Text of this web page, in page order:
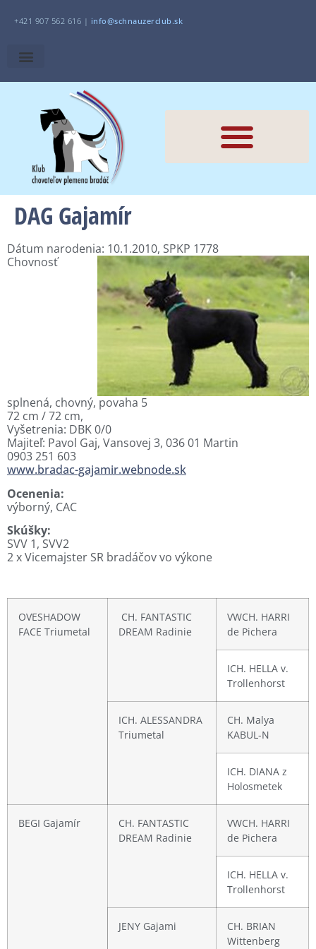
+421 907 562 616 | info@schnauzerclub.sk
DAG Gajamír
Dátum narodenia: 10.1.2010, SPKP 1778
Chovnosť
splnená, chovný, povaha 5
72 cm / 72 cm,
Vyšetrenia: DBK 0/0
Majiteľ: Pavol Gaj, Vansovej 3, 036 01 Martin
0903 251 603
www.bradac-gajamir.webnode.sk
Ocenenia:
výborný, CAC
Skúšky:
SVV 1, SVV2
2 x Vicemajster SR bradáčov vo výkone
OVESHADOW
FACE Triumetal
CH. FANTASTIC
DREAM Radinie
VWCH. HARRI
de Pichera
ICH. HELLA v.
Trollenhorst
ICH. ALESSANDRA
Triumetal
CH. Malya
KABUL-N
ICH. DIANA z
Holosmetek
BEGI Gajamír
CH. FANTASTIC
DREAM Radinie
VWCH. HARRI
de Pichera
ICH. HELLA v.
Trollenhorst
JENY Gajami
CH. BRIAN
Wittenberg